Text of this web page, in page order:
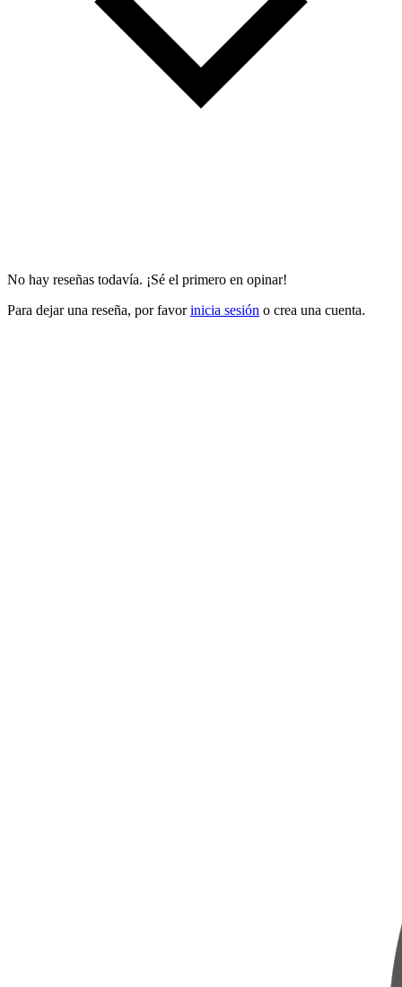
No hay reseñas todavía. ¡Sé el primero en opinar!
Para dejar una reseña, por favorinicia sesión o crea una cuenta.